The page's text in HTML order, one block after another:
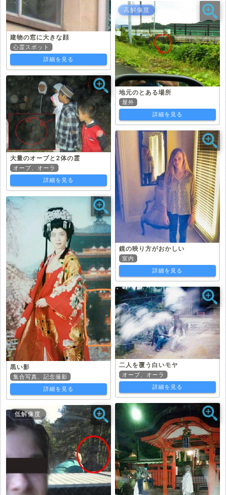
建物の窓に大きな顔
心霊スポット
詳細を見る
大量のオーブと2体の霊
オーブ、オーラ
詳細を見る
黒い影
集合写真、記念撮影
詳細を見る
低解像度
高解像度
地元のとある場所
屋外
詳細を見る
鏡の映り方がおかしい
室内
詳細を見る
二人を覆う白いモヤ
オーブ、オーラ
詳細を見る